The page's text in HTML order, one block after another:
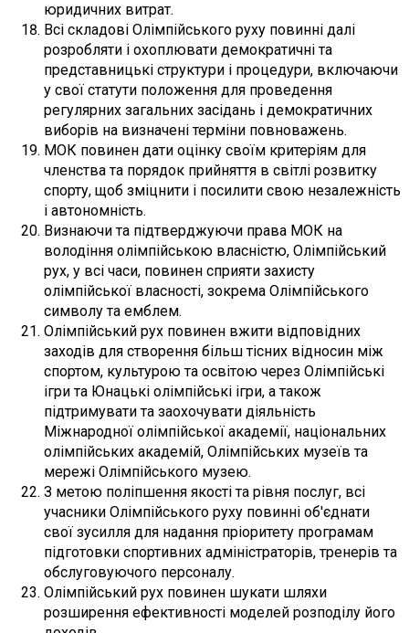
юридичних витрат.
Всі складові Олімпійського руху повинні далі
розробляти і охоплювати демократичні та
представницькі структури і процедури, включаючи
у свої статути положення для проведення
регулярних загальних засідань і демократичних
виборів на визначені терміни повноважень.
МОК повинен дати оцінку своїм критеріям для
членства та порядок прийняття в світлі розвитку
спорту, щоб зміцнити і посилити свою незалежність
і автономність.
Визнаючи та підтверджуючи права МОК на
володіння олімпійською власністю, Олімпійський
рух, у всі часи, повинен сприяти захисту
олімпійської власності, зокрема Олімпійського
символу та емблем.
Олімпійський рух повинен вжити відповідних
заходів для створення більш тісних відносин між
спортом, культурою та освітою через Олімпійські
ігри та Юнацькі олімпійські ігри, а також
підтримувати та заохочувати діяльність
Міжнародної олімпійської академії, національних
олімпійських академій, Олімпійських музеїв та
мережі Олімпійського музею.
З метою поліпшення якості та рівня послуг, всі
учасники Олімпійського руху повинні об'єднати
свої зусилля для надання пріоритету програмам
підготовки спортивних адміністраторів, тренерів та
обслуговуючого персоналу.
Олімпійський рух повинен шукати шляхи
розширення ефективності моделей розподілу його